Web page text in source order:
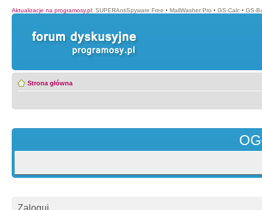
Aktualizacje na programosy.pl: SUPERAntiSpyware Free • MailWasher Pro • GS-Calc • GS-
Strona główna
Zaloguj